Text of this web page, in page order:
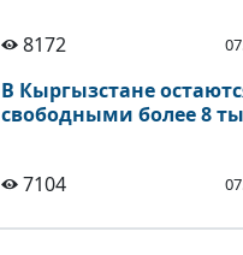
8172
В Кыргызстане
свободными более 8
7104